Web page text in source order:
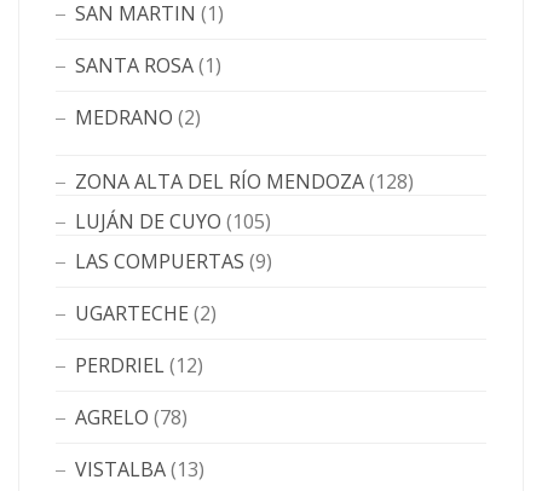
SAN MARTIN (1)
SANTA ROSA(1)
MEDRANO (2)
ZONA ALTA DEL RÍO MENDOZA(128)
LUJÁN DE CUYO (105)
LAS COMPUERTAS (9)
UGARTECHE (2)
PERDRIEL(12)
AGRELO (78)
VISTALBA(13)